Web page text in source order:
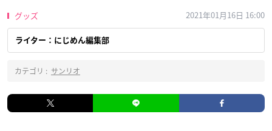
グッズ 2021年01月16日 16:00
ライター：にじめん編集部
カテゴリ : サンリオ